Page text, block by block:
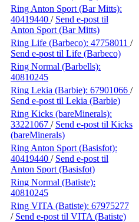
Ring Anton Sport (Bar Mitts):
40419440 / Send e-post til
Anton Sport (Bar Mitts)
Ring Life (Barbeco): 47758011 /
Send e-post til Life (Barbeco)
Ring Normal (Barbells):
40810245
Ring Lekia (Barbie): 67901066 /
Send e-post til Lekia (Barbie)
Ring Kicks (bareMinerals):
33221067 / Send e-post til Kicks
(bareMinerals)
Ring Anton Sport (Basisfot):
40419440 / Send e-post til
Anton Sport (Basisfot)
Ring Normal (Batiste):
40810245
Ring VITA (Batiste): 67975277
/ Send e-post til VITA (Batiste)